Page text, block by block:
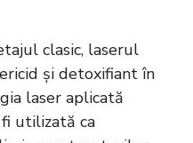
clasic, laserul
și detoxifiant în
laser aplicată
utilizată ca